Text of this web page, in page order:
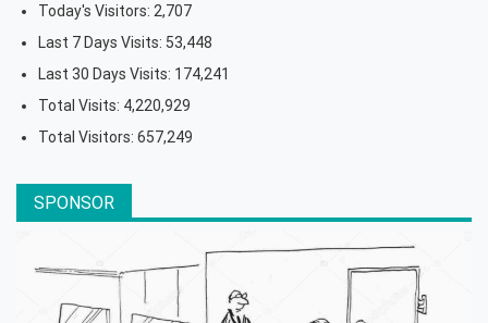
Today's Visitors: 2,707
Last 7 Days Visits: 53,448
Last 30 Days Visits: 174,241
Total Visits: 4,220,929
Total Visitors: 657,249
SPONSOR